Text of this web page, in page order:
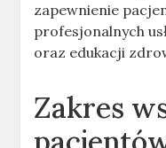
zapewnienie
profesjonalnych
oraz edukacji
Zakres